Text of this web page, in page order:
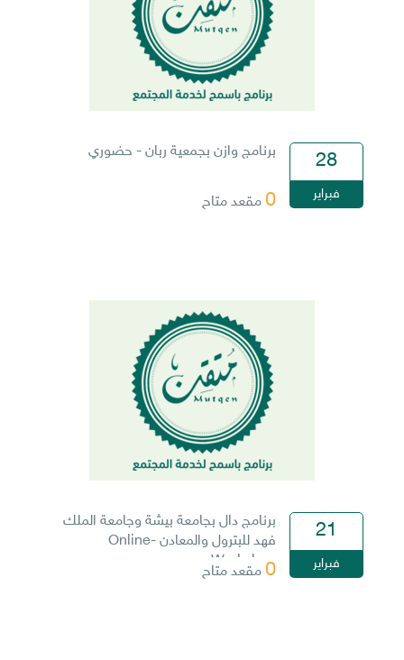
28
فبراير
برنامج وازن بجمعية ربان - حضوري
0 مقعد متاح
21
فبراير
برنامج دال بجامعة بيشة وجامعة الملك
فهد للبترول والمعادن -Online
Workshop
0 مقعد متاح